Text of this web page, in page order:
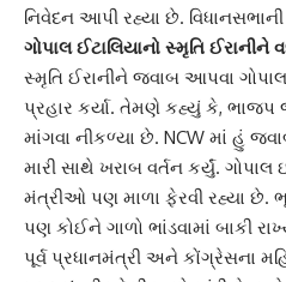
નિવેદન આપી રહ્યા છે.
ગોપાલ ઈટાલિયાનો સ્મૃતિ ઈરાનીને
સ્મૃતિ ઈરાનીને જવાબ આપવા
પ્રહાર કર્યા. તેમણે કહ્યું કે, ભાજપ
માંગવા નીકળ્યા છે. NCW માં હું
મારી સાથે ખરાબ વર્તન કર્યું. ગોપાલ
મંત્રીઓ પણ માળા ફેરવી રહ્યા
પણ કોઈને ગાળો ભાંડવામાં બાકી
પૂર્વ પ્રધાનમંત્રી અને કોંગ્રેસના